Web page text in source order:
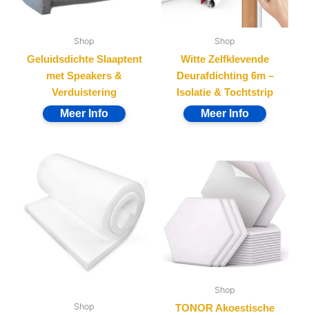
Shop
Geluidsdichte Slaaptent
met Speakers &
Verduistering
Shop
Witte Zelfklevende
Deurafdichting 6m –
Isolatie & Tochtstrip
Shop
Shop
TONOR Akoestische